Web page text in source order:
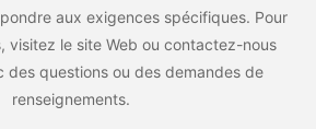
aux exigences spécifiques. Pour
visitez le site Web ou contactez-nous
des questions ou des demandes de
renseignements.